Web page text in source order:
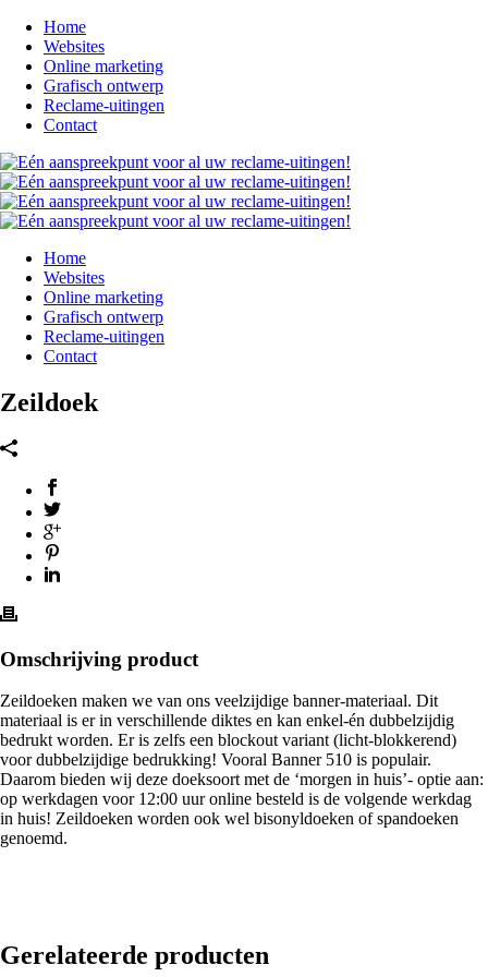
Home
Websites
Online marketing
Grafisch ontwerp
Reclame-uitingen
Contact
Home
Websites
Online marketing
Grafisch ontwerp
Reclame-uitingen
Contact
Zeildoek
Omschrijving product
Zeildoeken maken we van ons veelzijdige banner-materiaal. Dit
materiaal is er in verschillende diktes en kan enkel-én dubbelzijdig
bedrukt worden. Er is zelfs een blockout variant (licht-blokkerend)
voor dubbelzijdige bedrukking! Vooral Banner 510 is populair.
Daarom bieden wij deze doeksoort met de ‘morgen in huis’- optie aan:
op werkdagen voor 12:00 uur online besteld is de volgende werkdag
in huis! Zeildoeken worden ook wel bisonyldoeken of spandoeken
genoemd.
Gerelateerde producten